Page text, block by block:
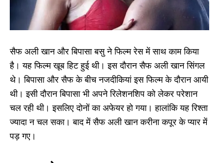
सैफ अली खान और बिपासा बसु ने फिल्म रेस में साथ काम किया
है। यह फिल्म खूब हिट हुई थी। इस दौरान सैफ अली खान सिंगल
थे। बिपासा और सैफ के बीच नजदीकियां इस फिल्म के दौरान आयी
थी। इसी दौरान बिपासा भी अपने रिलेशनशिप को लेकर परेशान
चल रही थी। इसलिए दोनों का अफेयर हो गया। हालांकि यह रिश्ता
ज्यादा न चल सका। बाद में सैफ अली खान करीना कपूर के प्यार में
पड़ गए।